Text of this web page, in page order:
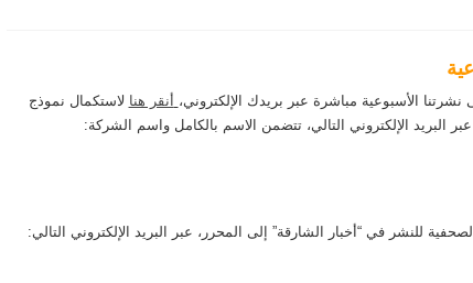
الأسبوعية مباشرة عبر بريدك الإلكتروني، أنقر هنا لاستكمال نموذج
البريد الإلكتروني التالي، تتضمن الاسم بالكامل واسم الشركة:
للنشر في “أخبار الشارقة” إلى المحرر، عبر البريد الإلكتروني التالي: